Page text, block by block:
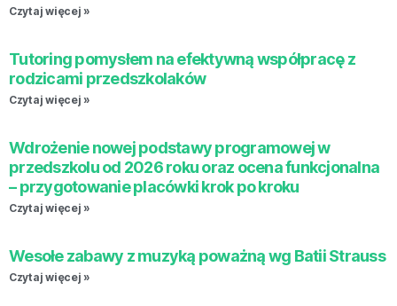
Czytaj więcej »
Tutoring pomysłem na efektywną współpracę z
rodzicami przedszkolaków
Czytaj więcej »
Wdrożenie nowej podstawy programowej w
przedszkolu od 2026 roku oraz ocena funkcjonalna
– przygotowanie placówki krok po kroku
Czytaj więcej »
Wesołe zabawy z muzyką poważną wg Batii Strauss
Czytaj więcej »